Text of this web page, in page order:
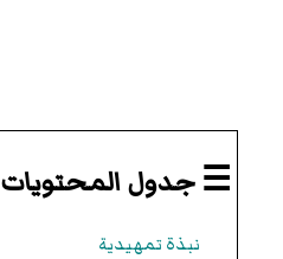
☰ جدول المحتويات
نبذة تمهيدية